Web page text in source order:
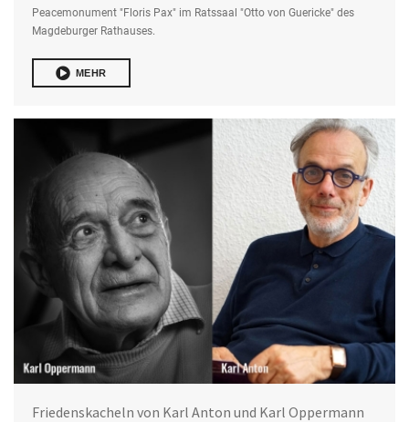
Peacemonument "Floris Pax" im Ratssaal "Otto von Guericke" des
Magdeburger Rathauses.
MEHR
Friedenskacheln von Karl Anton und Karl Oppermann